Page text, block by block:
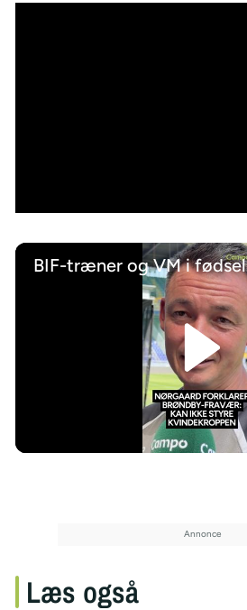
BIF-træner og VM i fødsel
/